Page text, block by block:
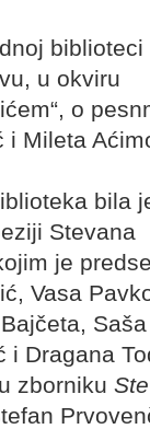
biblioteci
u okviru
o
i Mileta
bila
Stevana
je
Vasa
i Dragana
zborniku